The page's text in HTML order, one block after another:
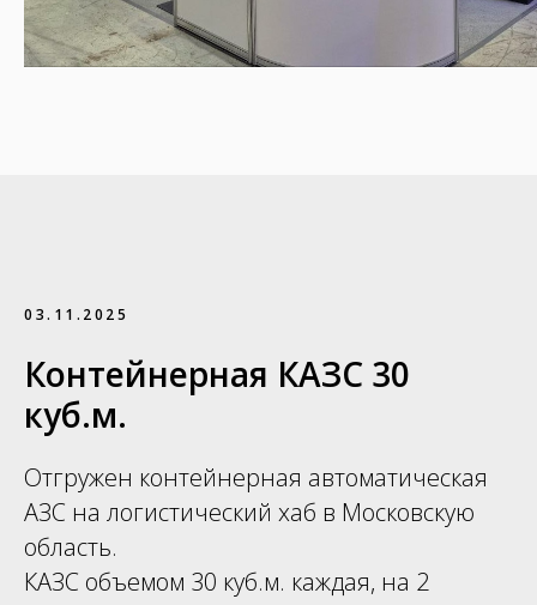
03.11.2025
Контейнерная КАЗС 30
куб.м.
Отгружен контейнерная автоматическая
АЗС на логистический хаб в Московскую
область.
КАЗС объемом 30 куб.м. каждая, на 2